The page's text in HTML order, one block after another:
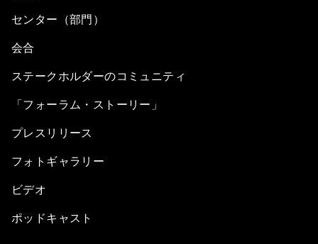
センター（部門）
会合
ステークホルダーのコミュニティ
「フォーラム・ストーリー」
プレスリリース
フォトギャラリー
ビデオ
ポッドキャスト